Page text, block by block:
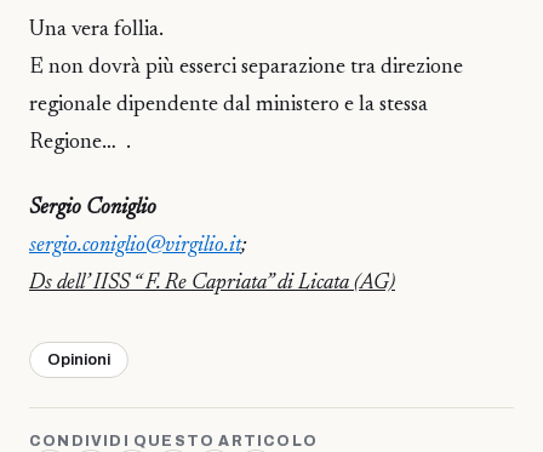
Una vera follia.
E non dovrà più esserci separazione tra direzione
regionale dipendente dal ministero e la stessa
Regione… .
Sergio Coniglio
sergio.coniglio@virgilio.it;
Ds dell’ IISS “ F. Re Capriata” di Licata (AG)
Opinioni
CONDIVIDI QUESTO ARTICOLO